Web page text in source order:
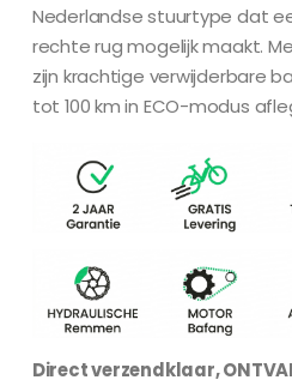
Nederlandse stuurtype dat
rechte rug mogelijk maakt.
zijn krachtige verwijderbare
tot 100 km in ECO-modus
Direct verzendklaar,